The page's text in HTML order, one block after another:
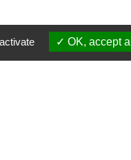
OK, accept all